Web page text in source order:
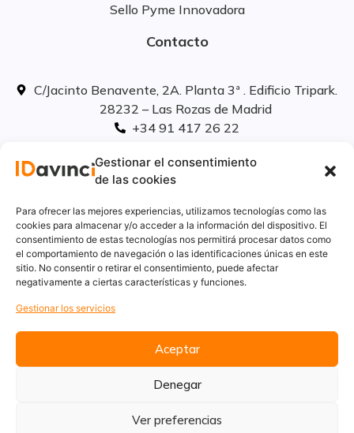
Gestionar el consentimiento
de las cookies
Para ofrecer las mejores experiencias, utilizamos tecnologías como las
cookies para almacenar y/o acceder a la información del dispositivo. El
consentimiento de estas tecnologías nos permitirá procesar datos como
el comportamiento de navegación o las identificaciones únicas en este
sitio. No consentir o retirar el consentimiento, puede afectar
negativamente a ciertas características y funciones.
Gestionar los servicios
Aceptar
Denegar
Ver preferencias
Sello Pyme Innovadora
Contacto
C/Jacinto Benavente, 2A. Planta 3ª . Edificio Tripark.
28232 – Las Rozas de Madrid
+34 91 417 26 22
linkedIn
Aviso Legal
Privacidad
Cookies